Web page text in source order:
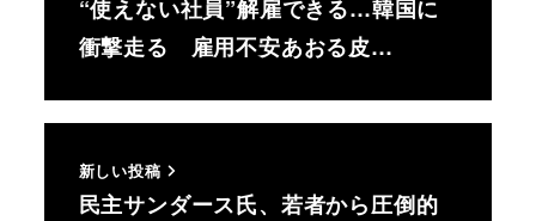
“使えない社員”解雇できる…韓国に
衝撃走る 雇用不安あおる皮…
新しい投稿
民主サンダース氏、若者から圧倒的